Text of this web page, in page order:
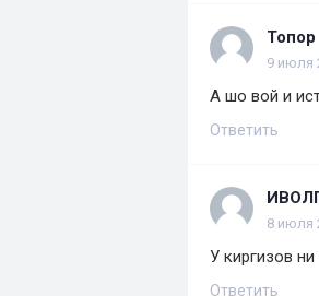
Топор
9 июля
А шо вой и
Ответить
8 июля
У киргизов
Ответить